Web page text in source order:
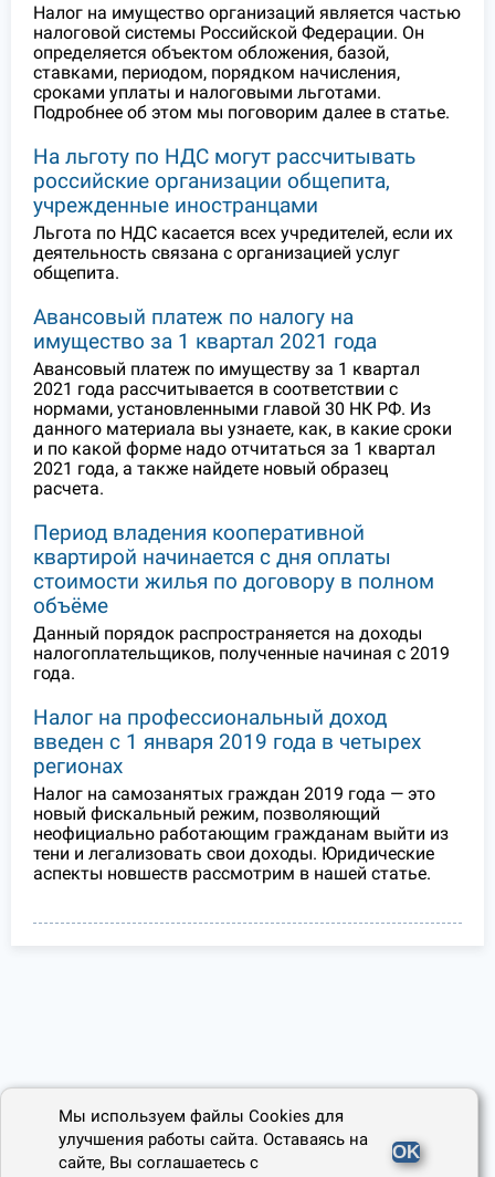
Налог на имущество организаций является частью
налоговой системы Российской Федерации. Он
определяется объектом обложения, базой,
ставками, периодом, порядком начисления,
сроками уплаты и налоговыми льготами.
Подробнее об этом мы поговорим далее в статье.
На льготу по НДС могут рассчитывать
российские организации общепита,
учрежденные иностранцами
Льгота по НДС касается всех учредителей, если их
деятельность связана с организацией услуг
общепита.
Авансовый платеж по налогу на
имущество за 1 квартал 2021 года
Авансовый платеж по имуществу за 1 квартал
2021 года рассчитывается в соответствии с
нормами, установленными главой 30 НК РФ. Из
данного материала вы узнаете, как, в какие сроки
и по какой форме надо отчитаться за 1 квартал
2021 года, а также найдете новый образец
расчета.
Период владения кооперативной
квартирой начинается с дня оплаты
стоимости жилья по договору в полном
объёме
Данный порядок распространяется на доходы
налогоплательщиков, полученные начиная с 2019
года.
Налог на профессиональный доход
введен с 1 января 2019 года в четырех
регионах
Налог на самозанятых граждан 2019 года — это
новый фискальный режим, позволяющий
неофициально работающим гражданам выйти из
тени и легализовать свои доходы. Юридические
аспекты новшеств рассмотрим в нашей статье.
Мы используем файлы Cookies для
улучшения работы сайта. Оставаясь на
сайте, Вы соглашаетесь с
OK